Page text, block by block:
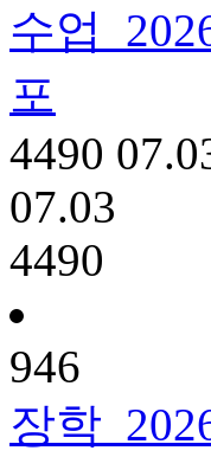
수업
포
4490
07.03
4490
946
장학